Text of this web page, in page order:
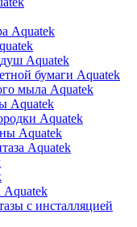
Aquatek
Aquatek
бумаги Aquatek
мыла Aquatek
Aquatek
Aquatek
Aquatek
Aquatek
с инсталляцией